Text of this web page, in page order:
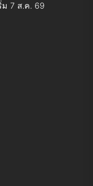
ม 7 ส.ค. 69